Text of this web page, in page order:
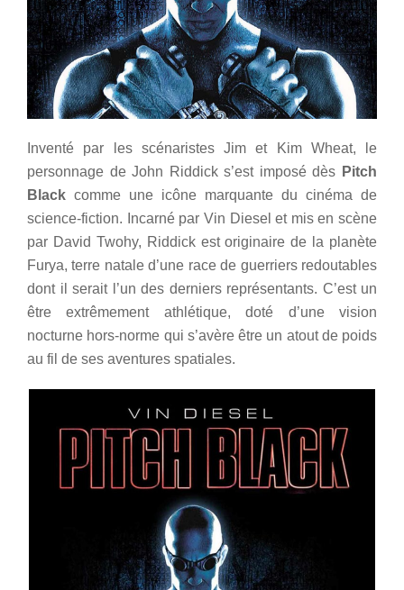
Inventé par les scénaristes Jim et Kim Wheat, le
personnage de John Riddick s’est imposé dès Pitch
Black comme une icône marquante du cinéma de
science-fiction. Incarné par Vin Diesel et mis en scène
par David Twohy, Riddick est originaire de la planète
Furya, terre natale d’une race de guerriers redoutables
dont il serait l’un des derniers représentants. C’est un
être extrêmement athlétique, doté d’une vision
nocturne hors-norme qui s’avère être un atout de poids
au fil de ses aventures spatiales.